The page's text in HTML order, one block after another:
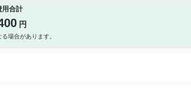
用合計
円
場合があります。